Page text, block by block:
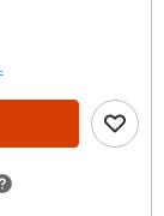
学のご予約、
スフリーダム茨
授乳室（エアコ
では物件情報を
かせ頂けました
ます（フロアにキ
または購入時期